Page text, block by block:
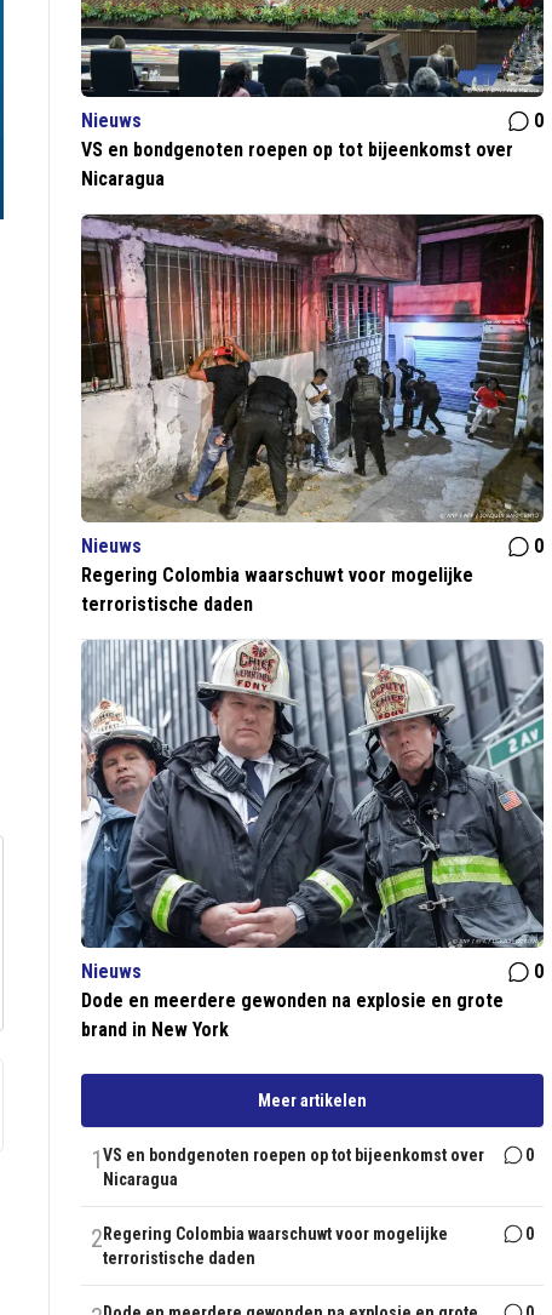
Nieuws
0
VS en bondgenoten roepen op tot bijeenkomst over
Nicaragua
Nieuws
0
Regering Colombia waarschuwt voor mogelijke
terroristische daden
Nieuws
0
Dode en meerdere gewonden na explosie en grote
brand in New York
Meer artikelen
1VS en bondgenoten roepen op tot bijeenkomst over
Nicaragua
0
2 Regering Colombia waarschuwt voor mogelijke
terroristische daden
0